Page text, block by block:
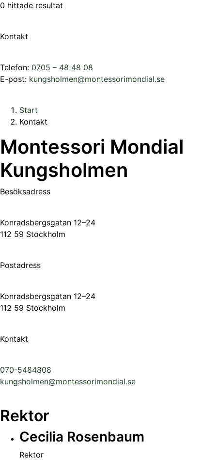
0 hittade resultat
Kontakt
Telefon: 0705 – 48 48 08
E-post: kungsholmen@montessorimondial.se
Start
Kontakt
Montessori Mondial
Kungsholmen
Besöksadress
Konradsbergsgatan 12–24
112 59 Stockholm
Postadress
Konradsbergsgatan 12–24
112 59 Stockholm
Kontakt
070-5484808
kungsholmen@montessorimondial.se
Rektor
Cecilia Rosenbaum
Rektor